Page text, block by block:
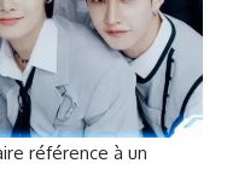
référence à un